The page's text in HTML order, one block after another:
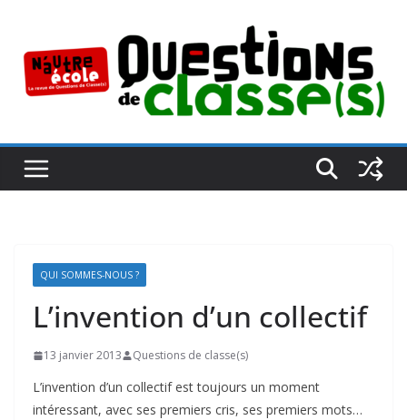
contenu
QUI SOMMES-NOUS ?
L’invention d’un collectif
13 janvier 2013 Questions de classe(s)
L’invention d’un collectif est toujours un moment
intéressant, avec ses premiers cris, ses premiers mots…